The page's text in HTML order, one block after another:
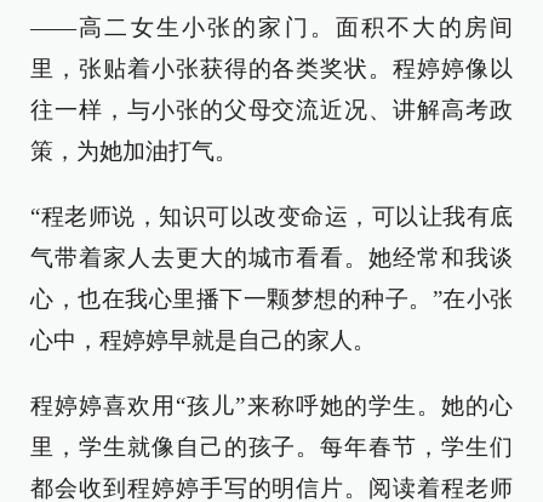
——高二女生小张的家门。面积不大的房间
里，张贴着小张获得的各类奖状。程婷婷像以
往一样，与小张的父母交流近况、讲解高考政
策，为她加油打气。
“程老师说，知识可以改变命运，可以让我有底
气带着家人去更大的城市看看。她经常和我谈
心，也在我心里播下一颗梦想的种子。”在小张
心中，程婷婷早就是自己的家人。
程婷婷喜欢用“孩儿”来称呼她的学生。她的心
里，学生就像自己的孩子。每年春节，学生们
都会收到程婷婷手写的明信片。阅读着程老师